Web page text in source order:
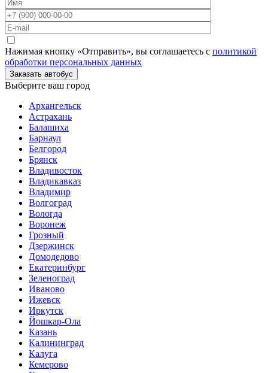
Нажимая кнопку «Отправить», вы соглашаетесь с политикой
обработки персональных данных
Заказать автобус
Выберите ваш город
Архангельск
Астрахань
Балашиха
Барнаул
Белгород
Брянск
Владивосток
Владикавказ
Владимир
Волгоград
Вологда
Воронеж
Грозный
Дзержинск
Домодедово
Екатеринбург
Зеленоград
Иваново
Ижевск
Иркутск
Йошкар-Ола
Казань
Калининград
Калуга
Кемерово